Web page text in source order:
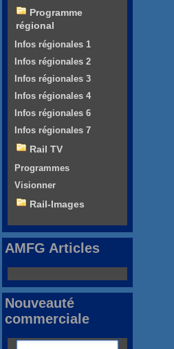
Programme
régional
Infos régionales 1
Infos régionales 2
Infos régionales 3
Infos régionales 4
Infos régionales 6
Infos régionales 7
Rail TV
Programmes
Visionner
Rail-Images
AMFG Articles
Nouveauté
commerciale